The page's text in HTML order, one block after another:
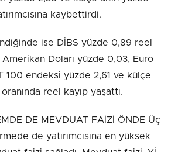
kaybettirdi.
ise DİBS yüzde 0,89 reel
Doları yüzde 0,03, Euro
100 endeksi yüzde 2,61 ve külçe
reel kayıp yaşattı.
DE MEVDUAT FAİZİ ÖNDE Üç
de yatırımcısına en yüksek